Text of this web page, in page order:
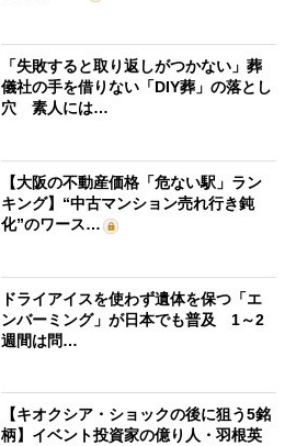
「失敗すると取り返しがつかない」葬
儀社の手を借りない「DIY葬」の落とし
穴 素人には…
【大阪の不動産価格「危ない駅」ラン
キング】“中古マンション売れ行き鈍
化”のワース…
ドライアイスを使わず遺体を保つ「エ
ンバーミング」が日本でも普及 1～2
週間は問…
【キオクシア・ショックの後に狙う5銘
柄】イベント投資家の億り人・羽根英